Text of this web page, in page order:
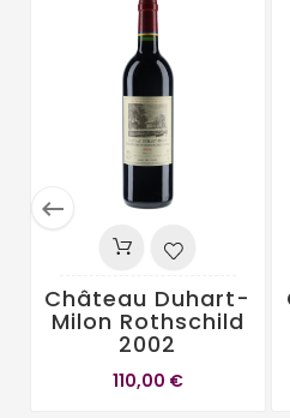

Château Duhart-
Milon Rothschild
2002
110,00 €